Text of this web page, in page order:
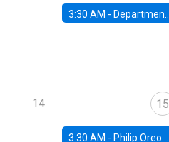
3:30 AM - Department Seminar: James Robinson
14 15
3:30 AM - Philip Oreopolous, University of Toronto